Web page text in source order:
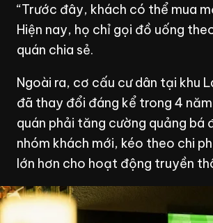
“Trước đây, khách có thể mua
Hiện nay, họ chỉ gọi đồ uống
quán chia sẻ.
Ngoài ra, cơ cấu cư dân tại khu
đã thay đổi đáng kể trong 4
quán phải tăng cường quảng bá
nhóm khách mới, kéo theo chi
lớn hơn cho hoạt động truyền